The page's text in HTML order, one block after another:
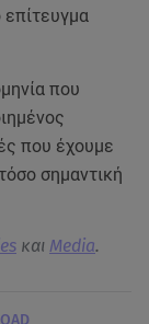
επίτευγμα
που
που έχουμε
σημαντική
και Media.